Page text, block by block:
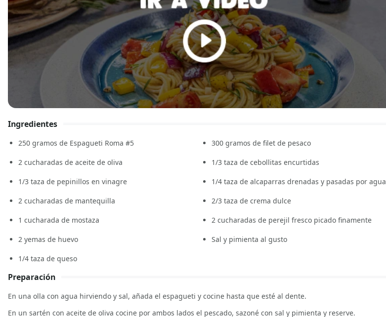
Ingredientes
250 gramos de Espagueti Roma #5 300gramos de filet de pesaco
2 cucharadas de aceite de oliva 1/3 taza de cebollitas encurtidas
1/3 taza de pepinillos en vinagre 1/4taza de alcaparras drenadas y pasadas por agua
2 cucharadas de mantequilla 2/3 taza de crema dulce
1 cucharada de mostaza 2 cucharadas de perejil fresco picado finamente
2 yemas de huevo Sal y pimienta al gusto
1/4 taza de queso
Preparación
En una olla con agua hirviendo y sal, añada el espagueti y cocine hasta que esté al dente.
En un sartén con aceite de oliva cocine por ambos lados el pescado, sazoné con sal y pimienta y reserve.